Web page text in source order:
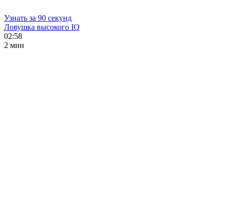
Узнать за 90 секунд
Ловушка высокого IQ
02:58
2 мин